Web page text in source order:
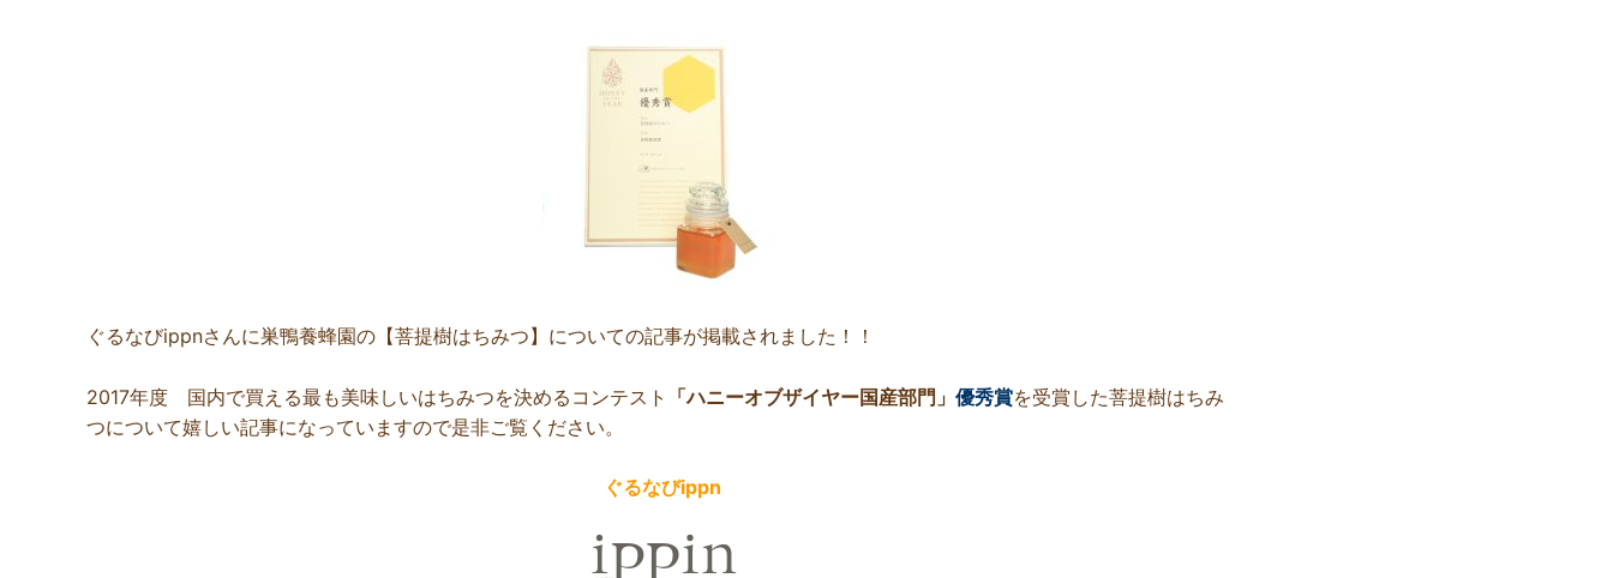
ぐるなびippnさんに巣鴨養蜂園の 【菩提樹はちみつ】 についての記事が掲載されました！！
2017年度 国内で買える最も美味しいはちみつを決めるコンテスト 「ハニーオブザイヤー国産部門」 優秀賞を受賞した菩提樹はちみ
つについて嬉しい記事になっていますので是非ご覧ください。
ぐるなびippn